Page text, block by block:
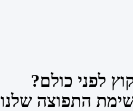
לפני כולם?
התפוצה שלנו